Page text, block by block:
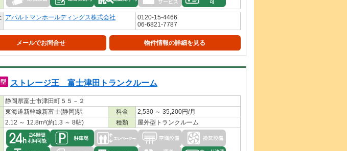
アパルトマンホールディングス株式会社
0120-15-4466
06-6821-7787
メールでお問合せ 物件情報の詳細を見る
ストレージ王 富士津田トランクルーム
静岡県富士市津田町５５－２
東海道新幹線新富士(静岡)駅 料金
2,530 ～ 35,200円/月
2.12 ～ 12.8m²(約1.3 ～ 8帖) 種類
屋外型トランクルーム